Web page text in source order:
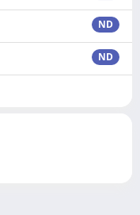
ND
ND